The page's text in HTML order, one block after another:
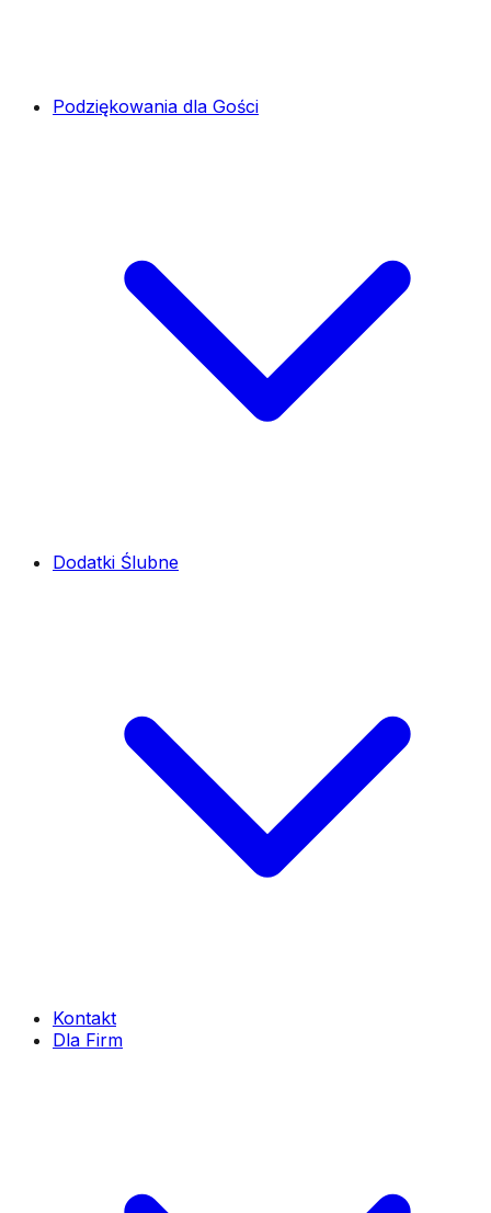
Podziękowania dla Gości
Dodatki Ślubne
Kontakt
Dla Firm